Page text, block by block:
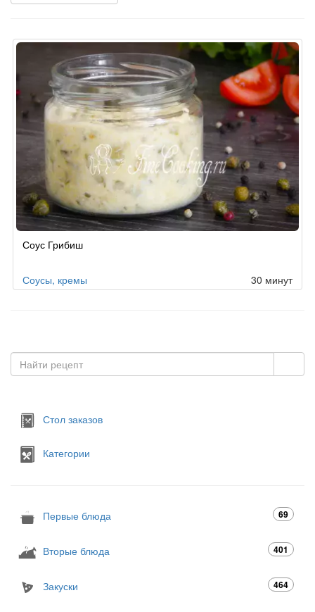
Соус Грибиш
Соусы, кремы 30 минут
Стол заказов
Категории
Первые блюда 69
Вторые блюда 401
Закуски 464